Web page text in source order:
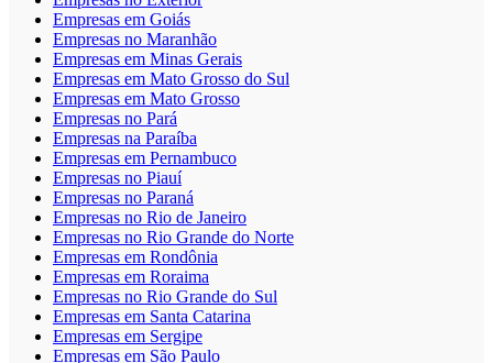
Empresas em Goiás
Empresas no Maranhão
Empresas em Minas Gerais
Empresas em Mato Grosso do Sul
Empresas em Mato Grosso
Empresas no Pará
Empresas na Paraíba
Empresas em Pernambuco
Empresas no Piauí
Empresas no Paraná
Empresas no Rio de Janeiro
Empresas no Rio Grande do Norte
Empresas em Rondônia
Empresas em Roraima
Empresas no Rio Grande do Sul
Empresas em Santa Catarina
Empresas em Sergipe
Empresas em São Paulo